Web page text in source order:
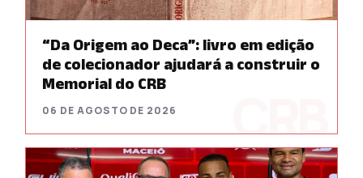
“Da Origem ao Deca”: livro em edição
de colecionador ajudará a construir o
Memorial do CRB
06 DE AGOSTO DE 2026